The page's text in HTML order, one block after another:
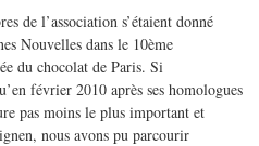
de l’association s’étaient donné
Nouvelles dans le 10ème
du chocolat de Paris. Si
février 2010 après ses homologues
pas moins le plus important et
nous avons pu parcourir